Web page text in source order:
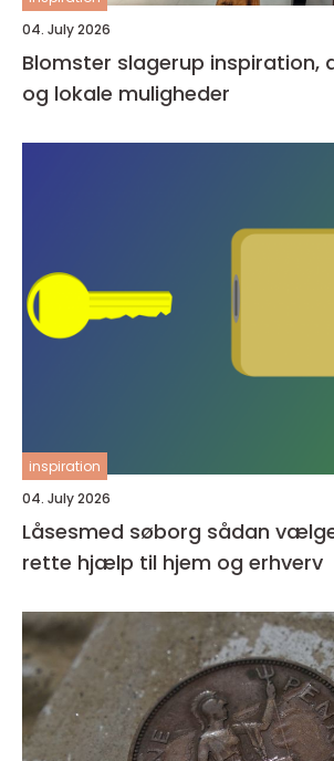
04. July 2026
Blomster slagerup inspiration, anledninger
og lokale muligheder
inspiration
04. July 2026
Låsesmed søborg sådan vælger du den
rette hjælp til hjem og erhverv